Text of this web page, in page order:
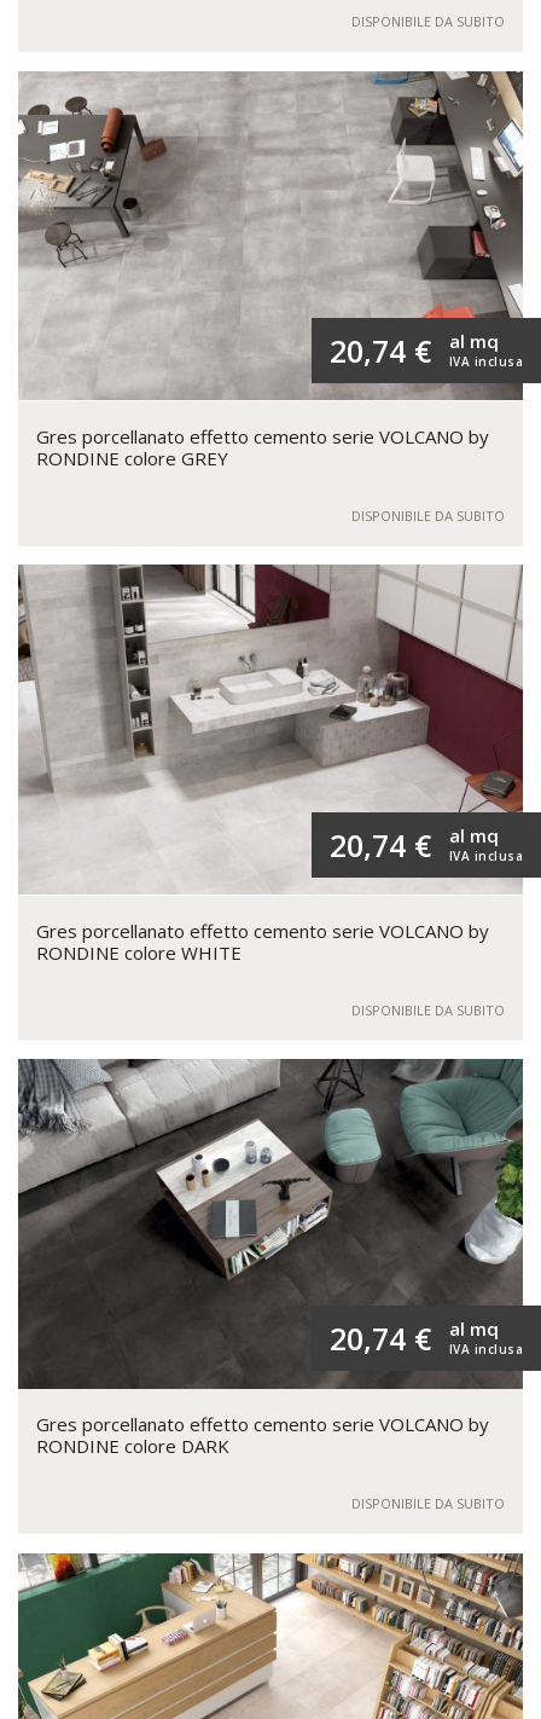
DISPONIBILE DA SUBITO
20,74 € IVA inclusa
al mq
Gres porcellanato effetto cemento serie VOLCANO by
RONDINE colore GREY
DISPONIBILE DA SUBITO
20,74 € IVA inclusa
al mq
Gres porcellanato effetto cemento serie VOLCANO by
RONDINE colore WHITE
DISPONIBILE DA SUBITO
20,74 € IVA inclusa
al mq
Gres porcellanato effetto cemento serie VOLCANO by
RONDINE colore DARK
DISPONIBILE DA SUBITO